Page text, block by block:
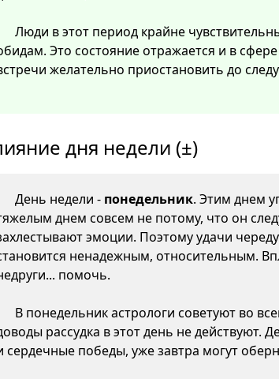
Люди в этот период крайне
Это состояние отражается и в
желательно приостановить до
дня недели (±)
День недели - понедельник. Этим днем
днем совсем не потому, что он
эмоции. Поэтому удачи
ненадежным, относительным.
помочь.
В понедельник астрологи советуют во
рассудка в этот день не действуют.
сердечные победы, уже завтра могут